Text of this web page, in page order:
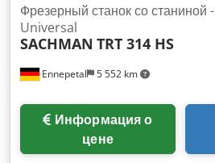
Ennepetal 5 552 km
Фрезерный станок со станиной -
Universal
SACHMAN TRT 314 HS
цене